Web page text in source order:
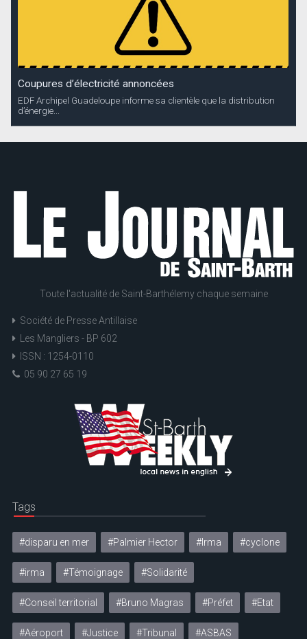
Coupures d’électricité annoncées
EDF Archipel Guadeloupe informe sa clientèle que la distribution
d’énergie...
Toute l'actualité de Saint-Barthélemy chaque semaine
Société de Presse Antillaise
Les Mangliers - BP 602
ISSN : 1254-0110
05 90 27 65 19
Tags
#disparu en mer #Palmier Hector #Irma #cyclone
#irma #Témoignage #Solidarité
#Conseil territorial #Bruno Magras #Préfet #Etat
#Aéroport #Justice #Tribunal #ASBAS